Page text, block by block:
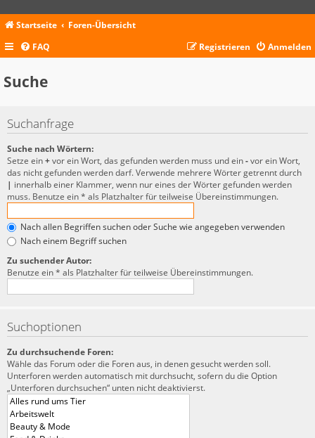
Startseite
Foren-Übersicht
FAQ
Anmelden
Registrieren
Suche
Suchanfrage
Suche nach Wörtern:
Setze ein+vor ein Wort, das gefunden werden muss und ein-vor ein Wort,
das nicht gefunden werden darf. Verwende mehrere Wörter getrennt durch
| innerhalb einer Klammer, wenn nur eines der Wörter gefunden werden
muss. Benutze ein * als Platzhalter für teilweise Übereinstimmungen.
Nach allen Begriffen suchen oder Suche wie angegeben verwenden
Nach einem Begriff suchen
Zu suchender Autor:
Benutze ein * als Platzhalter für teilweise Übereinstimmungen.
Suchoptionen
Zu durchsuchende Foren:
Wähle das Forum oder die Foren aus, in denen gesucht werden soll.
Unterforen werden automatisch mit durchsucht, sofern du die Option
„Unterforen durchsuchen“ unten nicht deaktivierst.